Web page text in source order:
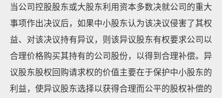
当公司控股股东或大股东利用资本多数决就公司的重大
事项作出决议后，如果中小股东认为该决议侵害了其权
益、对该决议持有异议，则该异议股东有权要求公司以
合理价格购买其持有的公司股份，以得到合理补偿。异
议股东股权回购请求权的价值主要在于保护中小股东的
利益，使异议股东选择以获得合理而公平的股权补偿的